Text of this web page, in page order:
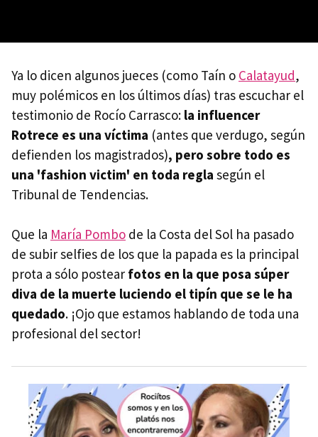
Ya lo dicen algunos jueces (como Taín o Calatayud,
muy polémicos en los últimos días) tras escuchar el
testimonio de Rocío Carrasco: la influencer
Rotrece es una víctima (antes que verdugo, según
defienden los magistrados), pero sobre todo es
una 'fashion victim' en toda regla según el
Tribunal de Tendencias.
Que la María Pombo de la Costa del Sol ha pasado
de subir selfies de los que la papada es la principal
prota a sólo postear fotos en la que posa súper
diva de la muerte luciendo el tipín que se le ha
quedado. ¡Ojo que estamos hablando de toda una
profesional del sector!